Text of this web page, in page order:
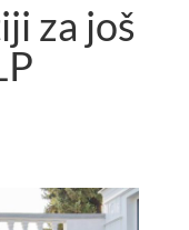
za još